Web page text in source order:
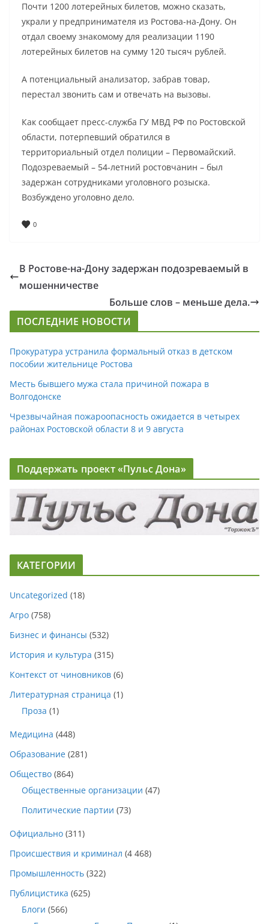
Почти 1200 лотерейных билетов, можно сказать,
украли у предпринимателя из Ростова-на-Дону. Он
отдал своему знакомому для реализации 1190
лотерейных билетов на сумму 120 тысяч рублей.
А потенциальный анализатор, забрав товар,
перестал звонить сам и отвечать на вызовы.
Как сообщает пресс-служба ГУ МВД РФ по Ростовской
области, потерпевший обратился в
территориальный отдел полиции – Первомайский.
Подозреваемый – 54-летний ростовчанин – был
задержан сотрудниками уголовного розыска.
Возбуждено уголовно дело.
0
В Ростове-на-Дону задержан подозреваемый в
мошенничестве
Больше слов – меньше дела.
ПОСЛЕДНИЕ НОВОСТИ
Прокуратура устранила формальный отказ в детском
пособии жительнице Ростова
Месть бывшего мужа стала причиной пожара в
Волгодонске
Чрезвычайная пожароопасность ожидается в четырех
районах Ростовской области 8 и 9 августа
Поддержать проект «Пульс Дона»
КАТЕГОРИИ
Uncategorized (18)
Агро (758)
Бизнес и финансы (532)
История и культура (315)
Контекст от чиновников (6)
Литературная страница (1)
Проза (1)
Медицина (448)
Образование (281)
Общество (864)
Общественные организации (47)
Политические партии (73)
Официально (311)
Происшествия и криминал (4 468)
Промышленность (322)
Публицистика (625)
Блоги (566)